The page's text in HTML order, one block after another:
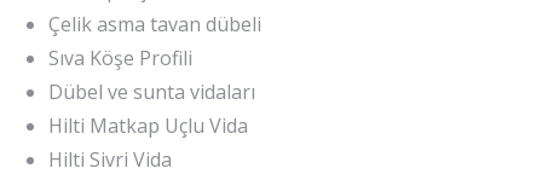
Çelik asma tavan dübeli
Sıva Köşe Profili
Dübel ve sunta vidaları
Hilti Matkap Uçlu Vida
Hilti Sivri Vida